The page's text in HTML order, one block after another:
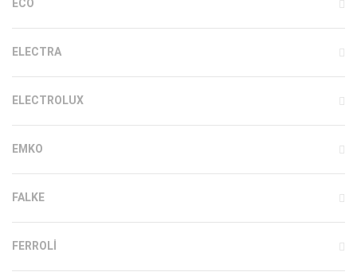
ECO
ELECTRA
ELECTROLUX
EMKO
FALKE
FERROLI